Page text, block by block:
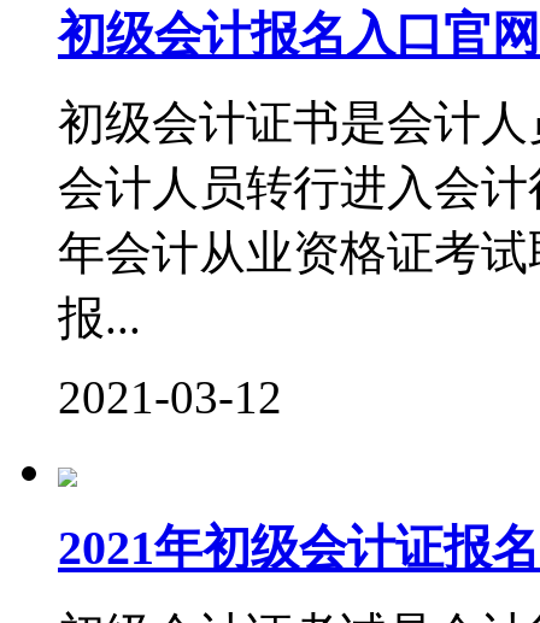
初级会计报名入口官
初级会计证书是会计
会计人员转行进入会
年会计从业资格证考
报...
2021-03-12
2021年初级会计证报